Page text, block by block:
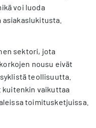
voi luoda
sektori, jota
nousu eivät
teollisuutta.
vaikuttaa
toimitusketjuissa.